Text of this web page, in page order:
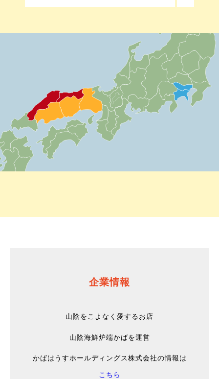
企業情報
山陰をこよなく愛するお店
山陰海鮮炉端かばを運営
かばはうすホールディングス株式会社の情報は
こちら